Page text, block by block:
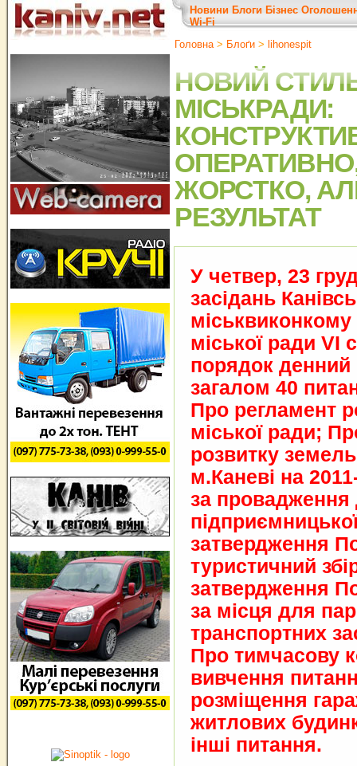
Новини Блоги Бізнес
Wi-Fi
Головна> Блоґи > lihonespit
НОВИЙ
МІСЬКРАДИ:
ОПЕРАТИВНО,
ЖОРСТКО,
РЕЗУЛЬТАТ
У четвер, 23
засідань
міськвиконкому
міської ради VІ
порядок денний
загалом 40
Про регламент
міської ради;
розвитку
м.Каневі на
за провадження
затвердження
туристичний
затвердження
за місця для
транспортних
Про тимчасову
вивчення
розміщення
житлових
інші питання.